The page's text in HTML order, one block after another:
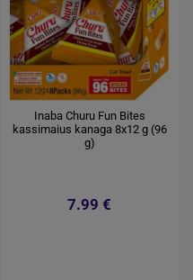
Inaba Churu Fun Bites
kassimaius kanaga 8x12 g (96
g)
7.99 €